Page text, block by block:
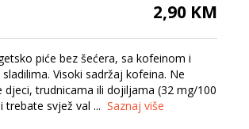
2,90 KM
piće bez šećera, sa kofeinom i
Visoki sadržaj kofeina. Ne
djeci, trudnicama ili dojiljama (32 mg/100
trebate svjež val ... Saznaj više